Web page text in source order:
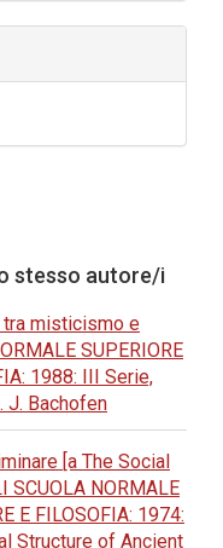
stesso autore/i
tra misticismo e
SUPERIORE
1988: III Serie,
J. Bachofen
[a The Social
SCUOLA NORMALE
E FILOSOFIA: 1974:
Structure of Ancient